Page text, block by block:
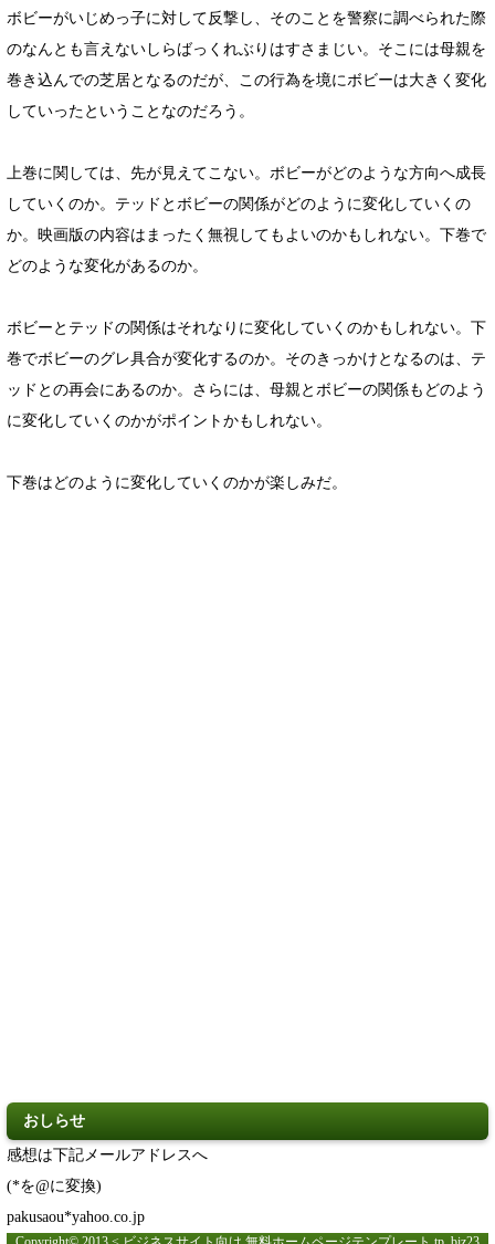
ボビーがいじめっ子に対して反撃し、そのことを警察に調べられた際
のなんとも言えないしらばっくれぶりはすさまじい。そこには母親を
巻き込んでの芝居となるのだが、この行為を境にボビーは大きく変化
していったということなのだろう。
上巻に関しては、先が見えてこない。ボビーがどのような方向へ成長
していくのか。テッドとボビーの関係がどのように変化していくの
か。映画版の内容はまったく無視してもよいのかもしれない。下巻で
どのような変化があるのか。
ボビーとテッドの関係はそれなりに変化していくのかもしれない。下
巻でボビーのグレ具合が変化するのか。そのきっかけとなるのは、テ
ッドとの再会にあるのか。さらには、母親とボビーの関係もどのよう
に変化していくのかがポイントかもしれない。
下巻はどのように変化していくのかが楽しみだ。
おしらせ
感想は下記メールアドレスへ
(*を@に変換)
pakusaou*yahoo.co.jp